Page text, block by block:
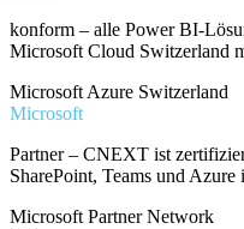
konform – alle Power BI-
Microsoft Cloud Switzerland
Microsoft Azure Switzerland
Microsoft
Partner – CNEXT ist
SharePoint, Teams und
Microsoft Partner Network